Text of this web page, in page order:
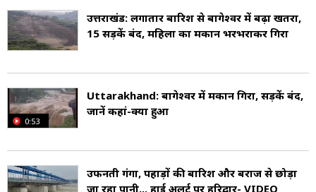
Court, Nainital)
उत्तराखंड की अर्थव्यस्था में पर्यटन की महत्वपूर्ण भूमिका
और मसूरी सबसे मशहूर पर्यटक स्थल हैं. उत्तराखण्ड को
देवभूमि भी कहा जाता है. यहां हिन्दू धर्म के कुछ सबसे
केदारनाथ, बद्रीनाथ और हरिद्वार महत्वपूर्ण हैं. हरिद्वार के
उत्तराखंड: लगातार बारिश से बागेश्वर में बढ़ा खतरा,
15 सड़कें बंद, महिला का मकान भरभराकर गिरा
0:53
Uttarakhand: बागेश्वर में मकान गिरा, सड़कें बंद,
जानें कहां-क्या हुआ
उफनती गंगा, पहाड़ों की बारिश और बराज से छोड़ा
जा रहा पानी... हाई अलर्ट पर हरिद्वार- VIDEO